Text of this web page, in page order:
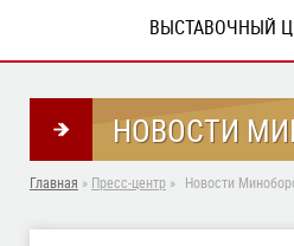
ВЫСТАВОЧНЫЙ
НОВОСТИ
Главная » Пресс-центр » Новости